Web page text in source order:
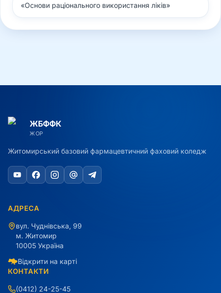
«Основи раціонального використання ліків»
ЖБФФК
ЖОР
Житомирський базовий фармацевтичний фаховий коледж
АДРЕСА
вул. Чуднівська, 99
м. Житомир
10005 Україна
Відкрити на карті
КОНТАКТИ
(0412) 24-25-45